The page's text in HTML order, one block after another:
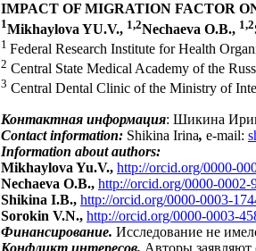
IMPACT OF MIGRATION FACTOR
1Мikhaylova YU.V., 1,2Nechaeva O.B., 1,2
1 Federal Research Institute for Health
2 Central State Medical Academy of the
3 Central Dental Clinic of the Ministry of
Контактная информация: Шикина
Contact information: Shikina Irina, e-mail:
Information about authors:
Mikhaylova Yu.V., http://orcid.org/0000-
Nechaeva O.B., http://orcid.org/0000-0002-
Shikina I.В., http://orcid.org/0000-0003-
Sorokin V.N., http://orcid.org/0000-0003-
Финансирование. Исследование не
Конфликт интересов. Авторы заявляют